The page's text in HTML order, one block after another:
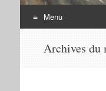
Menu
Archives du